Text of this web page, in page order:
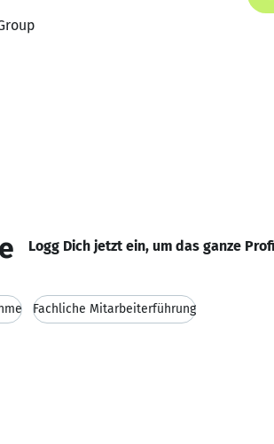
Logg Dich jetzt ein, um das ganze
Fachliche Mitarbeiterführung